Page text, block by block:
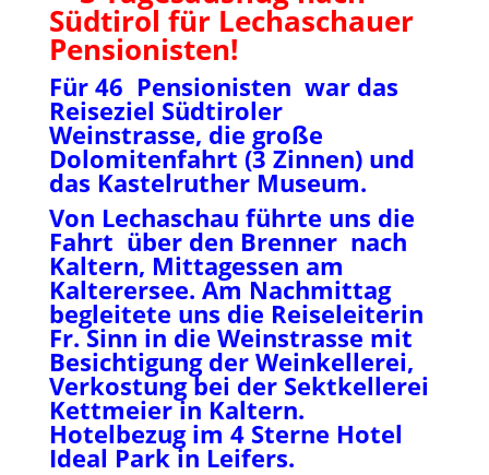
Südtirol für Lechaschauer
Pensionisten!
Für 46 Pensionisten war das
Reiseziel Südtiroler
Weinstrasse, die große
Dolomitenfahrt (3 Zinnen) und
das Kastelruther Museum.
Von Lechaschau führte uns die
Fahrt über den Brenner nach
Kaltern, Mittagessen am
Kalterersee. Am Nachmittag
begleitete uns die Reiseleiterin
Fr. Sinn in die Weinstrasse mit
Besichtigung der Weinkellerei,
Verkostung bei der Sektkellerei
Kettmeier in Kaltern.
Hotelbezug im 4 Sterne Hotel
Ideal Park in Leifers.